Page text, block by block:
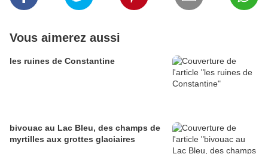
Vous aimerez aussi
les ruines de Constantine
bivouac au Lac Bleu, des champs de
myrtilles aux grottes glaciaires